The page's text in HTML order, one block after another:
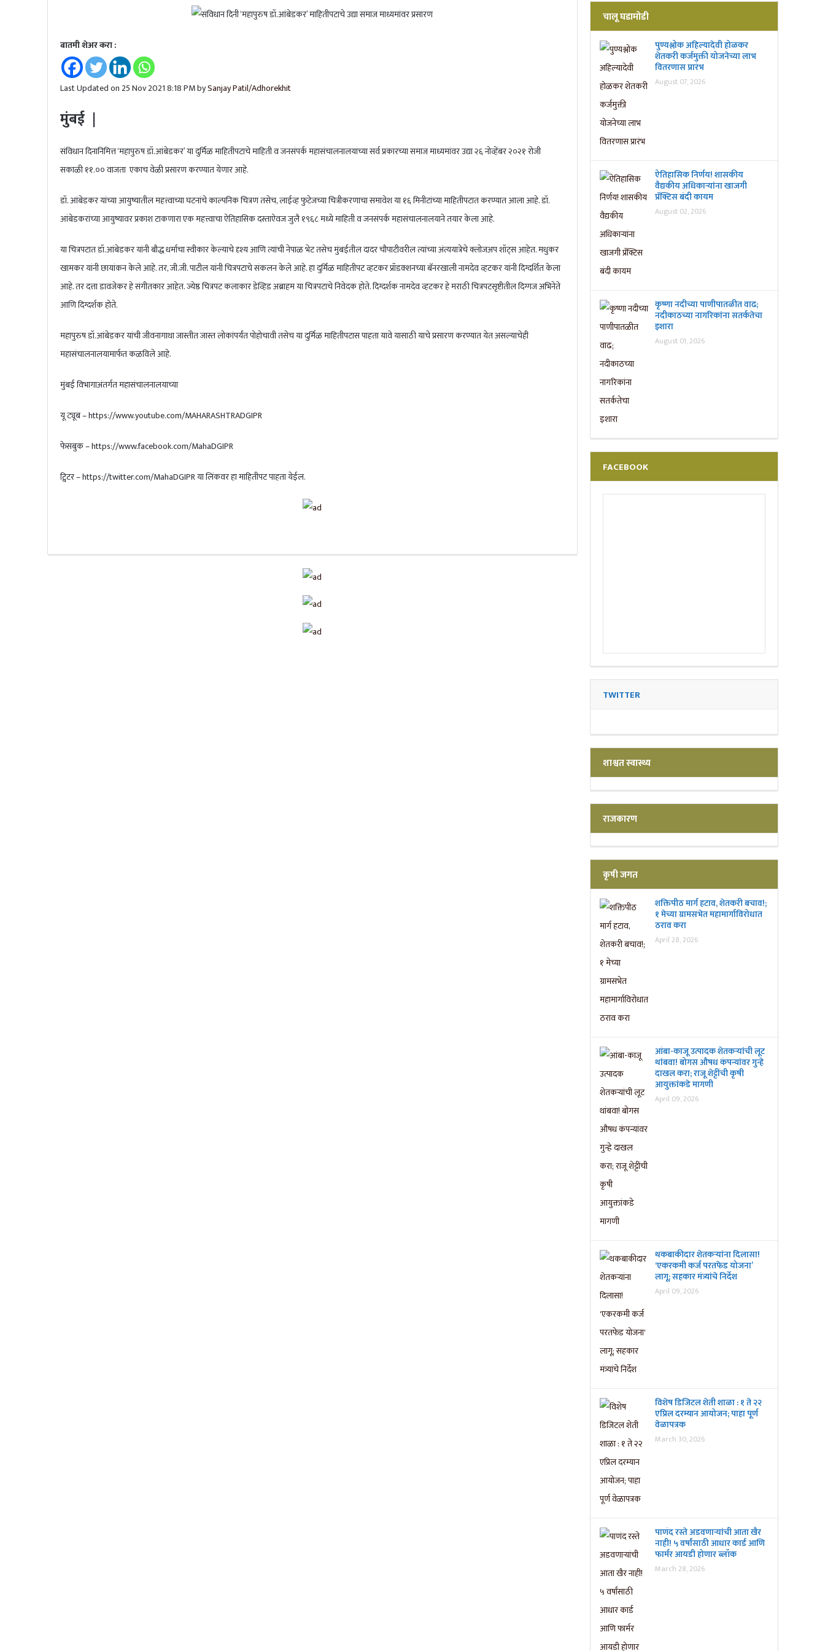
टीम इंडियाचं ‘चॅम्पियन्स’; टी-२० विश्वचषकानंतर टीम इंडियाने चॅम्पियन्स ट्रॉफीही जिंकली, न्यूझीलंडचा पराभव
बातमी शेअर करा :
Last Updated on 25 Nov 2021 8:18 PM bySanjay Patil/Adhorekhit
मुंबई |
संविधान दिनानिमित्त ‘महापुरुष डॉ.आंबेडकर’ या दुर्मिळ माहितीपटाचे माहिती व जनसंपर्क महासंचालनालयाच्या सर्व प्रकारच्या समाज माध्यमांवर उद्या २६ नोव्हेंबर २०२१ रोजी
सकाळी ११.०० वाजता एकाच वेळी प्रसारण करण्यात येणार आहे.
डॉ. आंबेडकर यांच्या आयुष्यातील महत्त्वाच्या घटनांचे काल्पनिक चित्रण तसेच, लाईव्ह फुटेजच्या चित्रीकरणाचा समावेश या १६ मिनीटांच्या माहितीपटात करण्यात आला आहे. डॉ.
आंबेडकरांच्या आयुष्यावर प्रकाश टाकणारा एक महत्त्वाचा ऐतिहासिक दस्ताऐवज जुलै १९६८ मध्ये माहिती व जनसंपर्क महासंचालनालयाने तयार केला आहे.
या चित्रपटात डॉ.आंबेडकर यांनी बौद्ध धर्माचा स्वीकार केल्याचे दृश्य आणि त्यांची नेपाळ भेट तसेच मुंबईतील दादर चौपाटीवरील त्यांच्या अंत्ययात्रेचे क्लोजअप शॉट्स आहेत. मधुकर
खामकर यांनी छायांकन केले आहे. तर, जी.जी. पाटील यांनी चित्रपटाचे संकलन केले आहे. हा दुर्मिळ माहितीपट व्हटकर प्रॉडक्शनच्या बॅनरखाली नामदेव व्हटकर यांनी दिग्दर्शित केला
आहे. तर दत्ता डावजेकर हे संगीतकार आहेत. ज्येष्ठ चित्रपट कलाकार डेव्हिड अब्राहम या चित्रपटाचे निवेदक होते. दिग्दर्शक नामदेव व्हटकर हे मराठी चित्रपटसृष्टीतील दिग्गज अभिनेते
आणि दिग्दर्शक होते.
महापुरुष डॉ.आंबेडकर यांची जीवनागाथा जास्तीत जास्त लोकांपर्यंत पोहोचावी तसेच या दुर्मिळ माहितीपटास पाहता यावे यासाठी याचे प्रसारण करण्यात येत असल्याचेही
महासंचालनालयामार्फत कळविले आहे.
मुंबई विभागाअंतर्गत महासंचालनालयाच्या
यू ट्यूब – https://www.youtube.com/MAHARASHTRADGIPR
फेसबुक – https://www.facebook.com/MahaDGIPR
ट्विटर – https://twitter.com/MahaDGIPR या लिंकवर हा माहितीपट पाहता येईल.
चालू घडामोडी
पुण्यश्लोक अहिल्यादेवी होळकर
शेतकरी कर्जमुक्ती योजनेच्या लाभ
वितरणास प्रारंभ
August 07, 2026
ऐतिहासिक निर्णय! शासकीय
वैद्यकीय अधिकाऱ्यांना खाजगी
प्रॅक्टिस बंदी कायम
August 02, 2026
कृष्णा नदीच्या पाणीपातळीत वाढ;
नदीकाठच्या नागरिकांना सतर्कतेचा
इशारा
August 01, 2026
FACEBOOK
TWITTER
शाश्वत स्वास्थ्य
राजकारण
कृषी जगत
शक्तिपीठ मार्ग हटाव, शेतकरी बचाव!;
१ मेच्या ग्रामसभेत महामार्गाविरोधात
ठराव करा
April 28, 2026
आंबा-काजू उत्पादक शेतकऱ्यांची लूट
थांबवा! बोगस औषध कंपन्यांवर गुन्हे
दाखल करा; राजू शेट्टींची कृषी
आयुक्तांकडे मागणी
April 09, 2026
थकबाकीदार शेतकऱ्यांना दिलासा!
‘एकरकमी कर्ज परतफेड योजना’
लागू; सहकार मंत्र्यांचे निर्देश
April 09, 2026
विशेष डिजिटल शेती शाळा : १ ते २२
एप्रिल दरम्यान आयोजन; पाहा पूर्ण
वेळापत्रक
March 30, 2026
पाणंद रस्ते अडवणाऱ्यांची आता खैर
नाही! ५ वर्षांसाठी आधार कार्ड आणि
फार्मर आयडी होणार ब्लॉक
March 28, 2026